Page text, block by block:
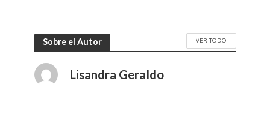
Sobre el Autor VER TODO
Lisandra Geraldo